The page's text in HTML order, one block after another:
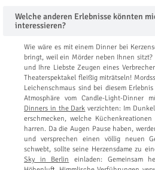
Welche anderen Erlebnisse könnten
interessieren?
Wie wäre es mit einem Dinner bei
bringt, weil ein Mörder neben Ihnen sitzt?
und Ihre Liebste Zeugen eines
Theaterspektakel fleißig miträtseln!
Leichenschmaus sind bei diesem
Atmosphäre vom Candle-Light-Dinner
Dinners in the Dark verzichten: Im
erschmecken, welche
harren. Da die Augen Pause haben,
und versprechen einen völlig neuen
schwebt, sollte seine Herzensdame zu
Sky in Berlin einladen: Gemeinsam